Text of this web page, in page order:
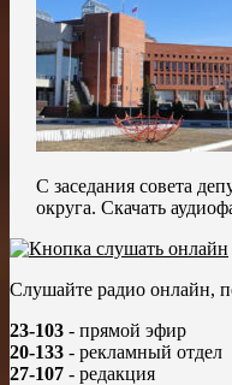
С заседания совета
округа. Скачать
Слушайте радио онлайн,
23-103 - прямой эфир
20-133 - рекламный отдел
27-107 - редакция